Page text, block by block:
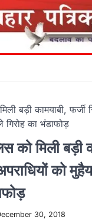
बड़ी कामयाबी, फर्जी
गिरोह का भंडाफोड़
को मिली बड़ी
को
30, 2018